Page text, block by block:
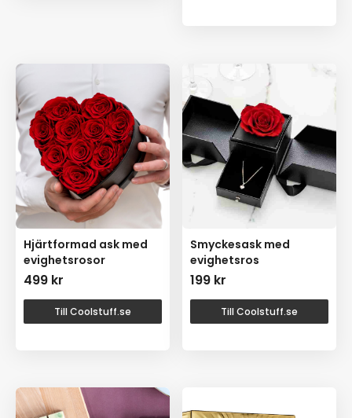
Hjärtformad ask med
evighetsrosor
499 kr
Till Coolstuff.se
Smyckesask med
evighetsros
199 kr
Till Coolstuff.se